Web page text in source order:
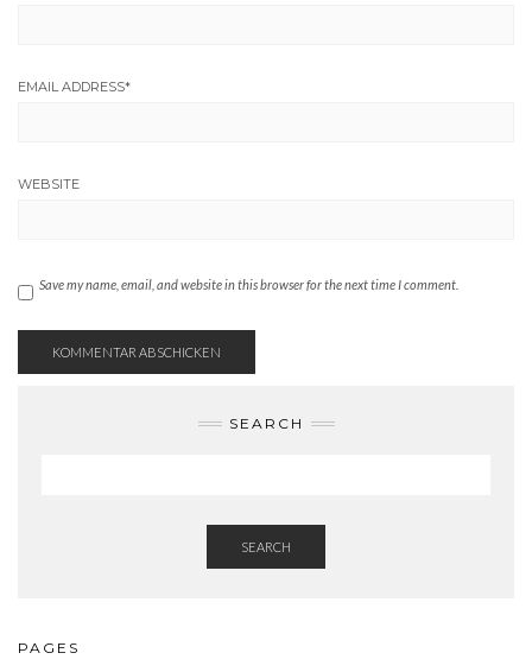
EMAIL ADDRESS*
WEBSITE
Save my name, email, and website in this browser for the next time I comment.
SEARCH
SEARCH
PAGES